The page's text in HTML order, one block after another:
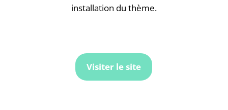
installation du thème.
Visiter le site